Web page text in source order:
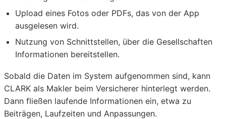
Upload eines Fotos oder PDFs, das von der App
ausgelesen wird.
Nutzung von Schnittstellen, über die Gesellschaften
Informationen bereitstellen.
Sobald die Daten im System aufgenommen sind, kann
CLARK als Makler beim Versicherer hinterlegt werden.
Dann fließen laufende Informationen ein, etwa zu
Beiträgen, Laufzeiten und Anpassungen.